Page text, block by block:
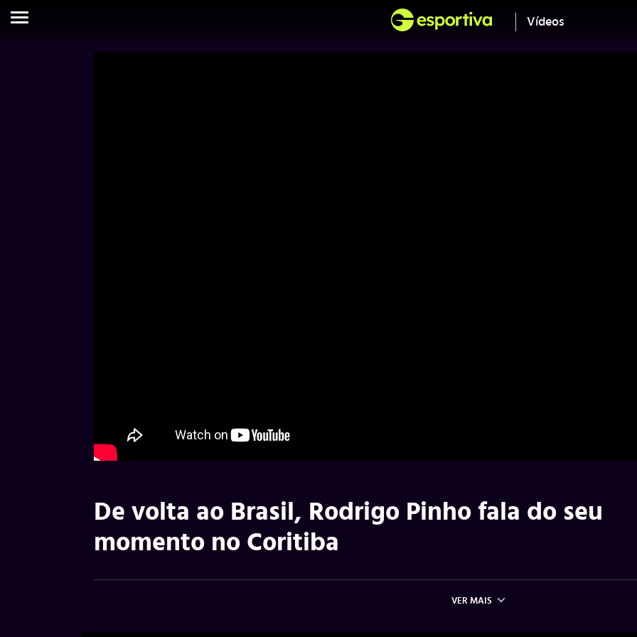
Vídeos
De volta ao Brasil, Rodrigo Pinho fala do seu
momento no Coritiba
VER MAIS